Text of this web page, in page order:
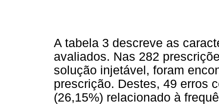
A tabela 3 descreve as
avaliados. Nas 282
solução injetável, foram
prescrição. Destes, 49 erros
(26,15%) relacionado à